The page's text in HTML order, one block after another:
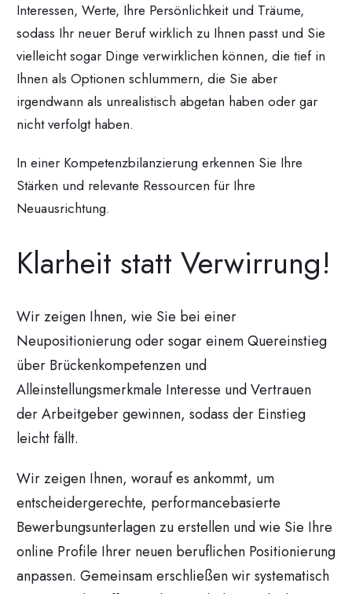
Interessen, Werte, Ihre Persönlichkeit und Träume,
sodass Ihr neuer Beruf wirklich zu Ihnen passt und Sie
vielleicht sogar Dinge verwirklichen können, die tief in
Ihnen als Optionen schlummern, die Sie aber
irgendwann als unrealistisch abgetan haben oder gar
nicht verfolgt haben.
In einer Kompetenzbilanzierung erkennen Sie Ihre
Stärken und relevante Ressourcen für Ihre
Neuausrichtung.
Klarheit statt Verwirrung!
Wir zeigen Ihnen, wie Sie bei einer
Neupositionierung oder sogar einem Quereinstieg
über Brückenkompetenzen und
Alleinstellungsmerkmale Interesse und Vertrauen
der Arbeitgeber gewinnen, sodass der Einstieg
leicht fällt.
Wir zeigen Ihnen, worauf es ankommt, um
entscheidergerechte, performancebasierte
Bewerbungsunterlagen zu erstellen und wie Sie Ihre
online Profile Ihrer neuen beruflichen Positionierung
anpassen. Gemeinsam erschließen wir systematisch